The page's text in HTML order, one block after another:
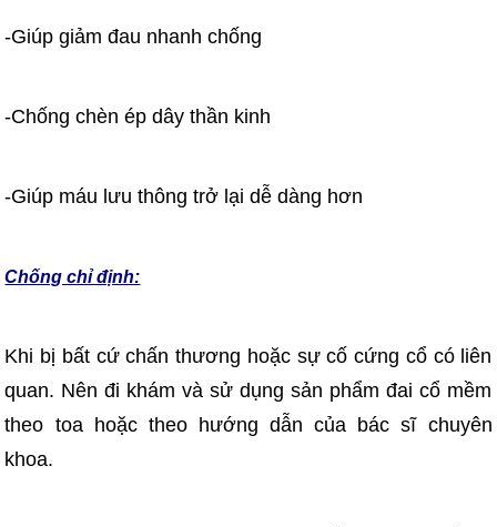
-Giúp giảm đau nhanh chống
-Chống chèn ép dây thần kinh
-Giúp máu lưu thông trở lại dễ dàng hơn
Chống chỉ định:
Khi bị bất cứ chấn thương hoặc sự cố cứng cổ có liên
quan. Nên đi khám và sử dụng sản phẩm đai cổ mềm
theo toa hoặc theo hướng dẫn của bác sĩ chuyên
khoa.